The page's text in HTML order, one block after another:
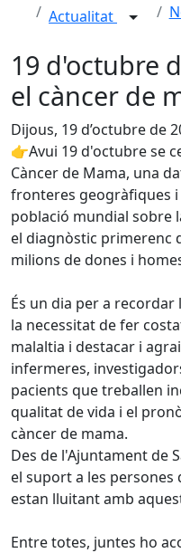
Actualitat
19 d'octubre
el càncer de
Dijous, 19 d’octubre de
👉Avui 19 d'octubre se
Càncer de Mama, una
fronteres geogràfiques i
població mundial sobre
el diagnòstic primerenc
milions de dones i
És un dia per a
la necessitat de fer
malaltia i destacar i
infermeres,
pacients que treballen
qualitat de vida i el
càncer de mama.
Des de l'Ajuntament de
el suport a les
estan lluitant amb
Entre totes, juntes ho